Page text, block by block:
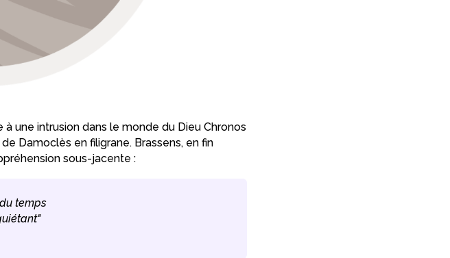
une intrusion dans le monde du Dieu Chronos
Damoclès en filigrane. Brassens, en fin
sous-jacente :
temps